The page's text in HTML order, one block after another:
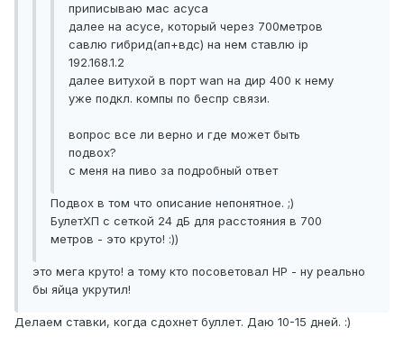
приписываю мас асуса
далее на асусе, который через 700метров
савлю гибрид(ап+вдс) на нем ставлю ip
192.168.1.2
далее витухой в порт wan на дир 400 к нему
уже подкл. компы по беспр связи.
вопрос все ли верно и где может быть
подвох?
с меня на пиво за подробный ответ
Подвох в том что описание непонятное. ;)
БулетХП с сеткой 24 дБ для расстояния в 700
метров - это круто! :))
это мега круто! а тому кто посоветовал НР - ну реально
бы яйца укрутил!
Делаем ставки, когда сдохнет буллет. Даю 10-15 дней. :)